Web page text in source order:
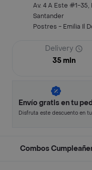
Av. 4 A Este #1-
Santander
Postres - Emilia Il
Delivery
35 min
Envío gratis en tu
Disfruta este descuento en
Combos